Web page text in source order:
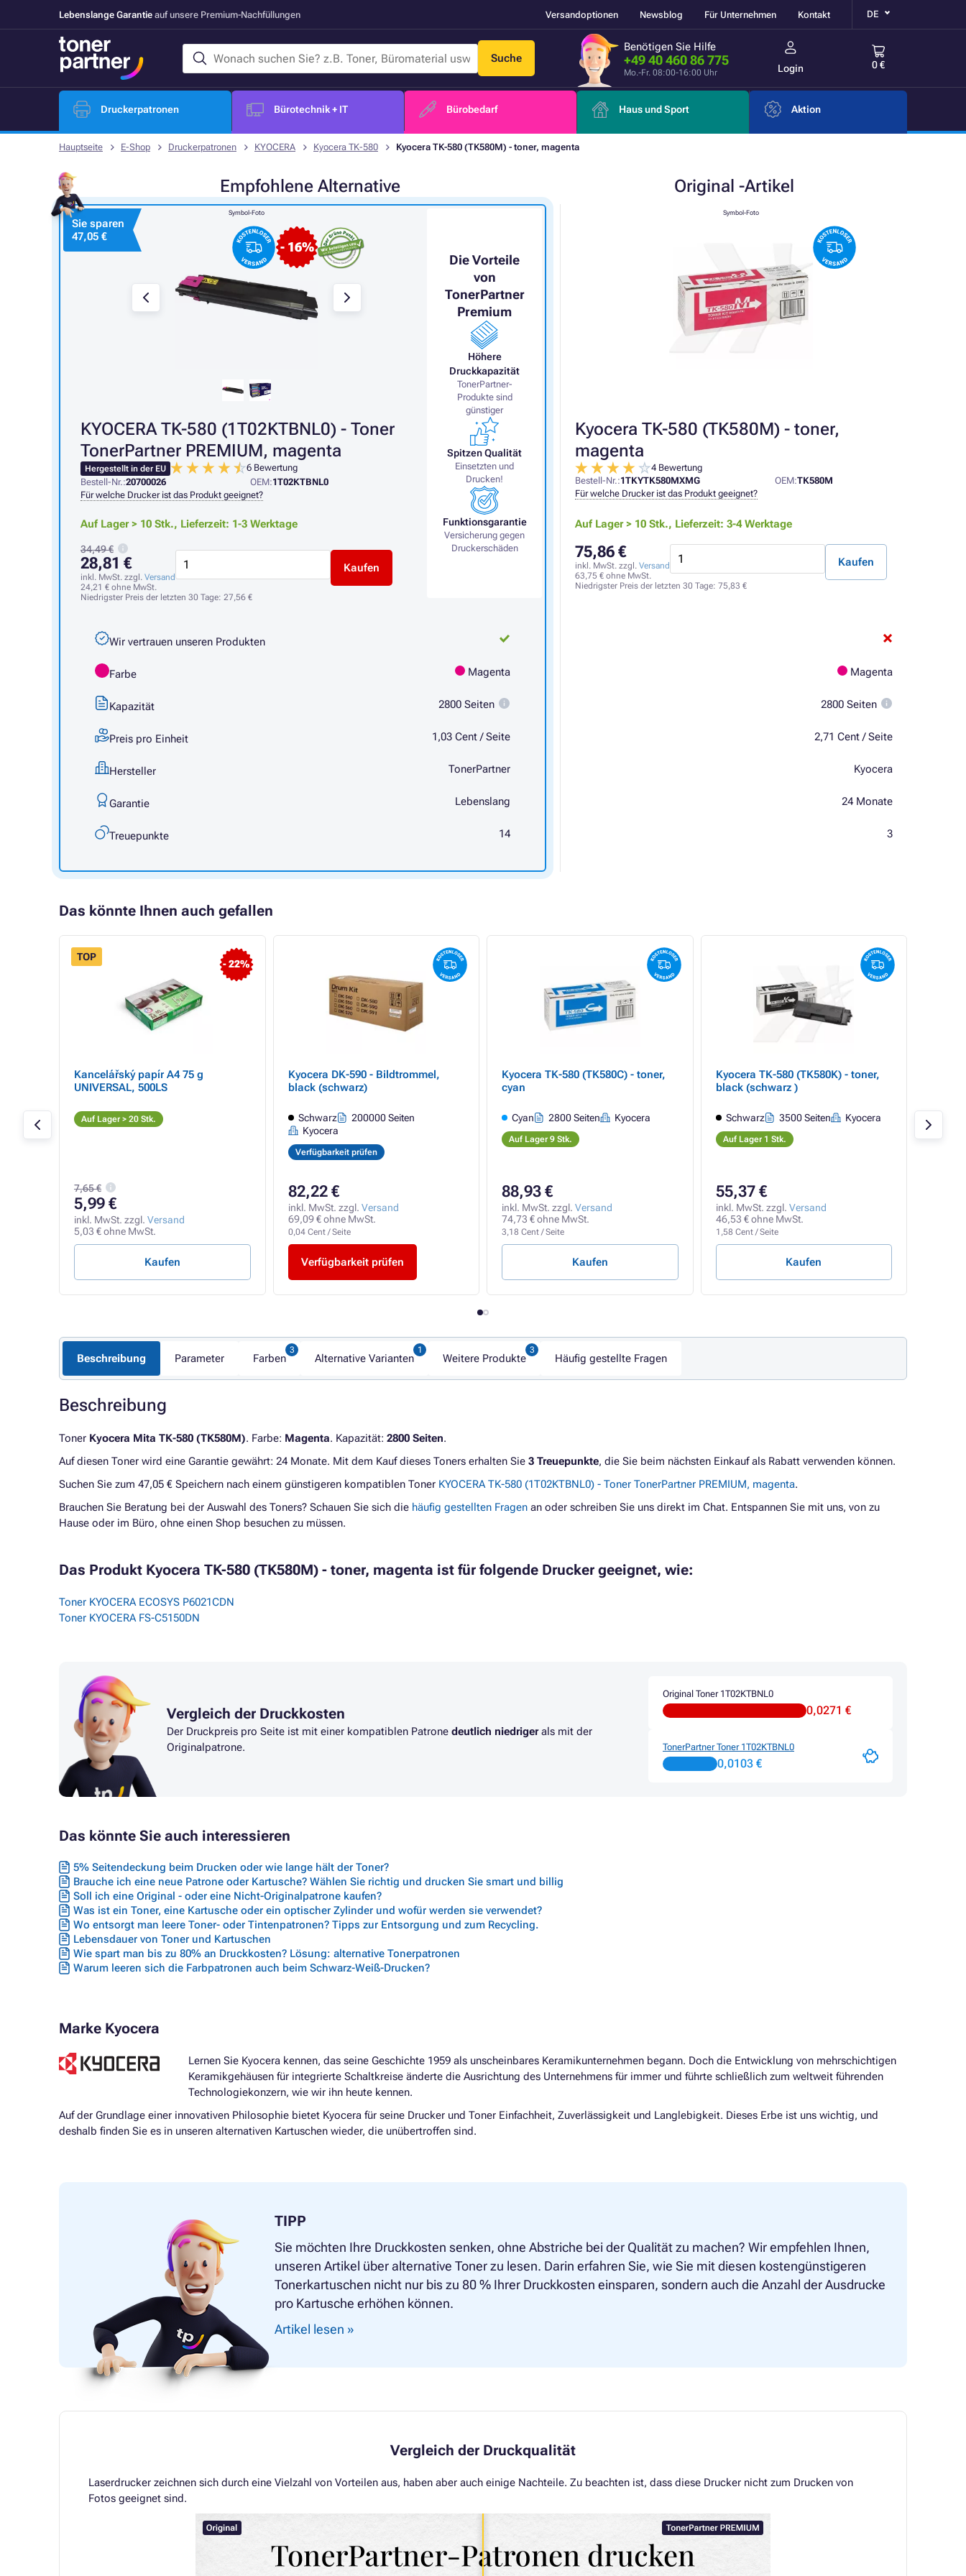
Lebenslange Garantie auf unsere Premium-Nachfüllungen Versandoptionen Newsblog Für Unternehmen Kontakt DE
Suche
Benötigen Sie Hilfe
+49 40 460 86 775
Mo.-Fr. 08:00-16:00 Uhr Login 0 €
Druckerpatronen Bürotechnik + IT Bürobedarf Haus und Sport Aktion
Hauptseite E-Shop Druckerpatronen KYOCERA Kyocera TK-580 Kyocera TK-580 (TK580M) - toner, magenta
Empfohlene Alternative Original -Artikel
Symbol-Foto
Kyocera TK-580 (TK580M) - toner,
magenta
4 Bewertung
Bestell-Nr.:1TKYTK580MXMG OEM:TK580M
Für welche Drucker ist das Produkt geeignet?
Auf Lager > 10 Stk., Lieferzeit: 3-4 Werktage
75,86 €
inkl. MwSt. zzgl. Versand
63,75 € ohne MwSt.
Kaufen
Niedrigster Preis der letzten 30 Tage: 75,83 €
Magenta
2800 Seiten
2,71 Cent / Seite
Kyocera
24 Monate
3
Die Vorteile
von
TonerPartner
Premium
Höhere
Druckkapazität
TonerPartner-
Produkte sind
günstiger
Spitzen Qualität
Einsetzten und
Drucken!
Funktionsgarantie
Versicherung gegen
Druckerschäden
Symbol-Foto
- 16%
Sie sparen
47,05 €
KYOCERA TK-580 (1T02KTBNL0) - Toner
TonerPartner PREMIUM, magenta
Hergestellt in der EU
6 Bewertung
Bestell-Nr.:20700026 OEM:1T02KTBNL0
Für welche Drucker ist das Produkt geeignet?
Auf Lager > 10 Stk., Lieferzeit: 1-3 Werktage
34,49 €
28,81 €
inkl. MwSt. zzgl. Versand
24,21 € ohne MwSt.
Kaufen
Niedrigster Preis der letzten 30 Tage: 27,56 €
Wir vertrauen unseren Produkten
Farbe Magenta
Kapazität 2800 Seiten
Preis pro Einheit 1,03 Cent / Seite
Hersteller TonerPartner
Garantie Lebenslang
Treuepunkte 14
Das könnte Ihnen auch gefallen
- 22%
TOP
Kancelářský papír A4 75 g
UNIVERSAL, 500LS
Auf Lager > 20 Stk.
7,65 €
5,99 €
inkl. MwSt. zzgl. Versand
5,03 € ohne MwSt.
Kaufen
Kyocera DK-590 - Bildtrommel,
black (schwarz)
Schwarz
200000 Seiten
Kyocera
Verfügbarkeit prüfen
82,22 €
inkl. MwSt. zzgl. Versand
69,09 € ohne MwSt.
0,04 Cent / Seite
Verfügbarkeit prüfen
Kyocera TK-580 (TK580C) - toner,
cyan
Cyan 2800 Seiten Kyocera
Auf Lager 9 Stk.
88,93 €
inkl. MwSt. zzgl. Versand
74,73 € ohne MwSt.
3,18 Cent / Seite
Kaufen
Kyocera TK-580 (TK580K) - toner,
black (schwarz )
Schwarz 3500 Seiten Kyocera
Auf Lager 1 Stk.
55,37 €
inkl. MwSt. zzgl. Versand
46,53 € ohne MwSt.
1,58 Cent / Seite
Kaufen
Auf
Beschreibung Parameter Farben Alternative Varianten Weitere Produkte Häufig gestellte Fragen
Beschreibung
Toner Kyocera Mita TK-580 (TK580M). Farbe: Magenta. Kapazität: 2800 Seiten.
Auf diesen Toner wird eine Garantie gewährt: 24 Monate. Mit dem Kauf dieses Toners erhalten Sie 3 Treuepunkte, die Sie beim nächsten Einkauf als Rabatt verwenden können.
Suchen Sie zum 47,05 € Speichern nach einem günstigeren kompatiblen Toner KYOCERA TK-580 (1T02KTBNL0) - Toner TonerPartner PREMIUM, magenta.
Brauchen Sie Beratung bei der Auswahl des Toners? Schauen Sie sich die häufig gestellten Fragen an oder schreiben Sie uns direkt im Chat. Entspannen Sie mit uns, von zu
Hause oder im Büro, ohne einen Shop besuchen zu müssen.
Das Produkt Kyocera TK-580 (TK580M) - toner, magenta ist für folgende Drucker geeignet, wie:
Toner KYOCERA ECOSYS P6021CDN
Toner KYOCERA FS-C5150DN
Vergleich der Druckkosten
Der Druckpreis pro Seite ist mit einer kompatiblen Patrone deutlich niedrigerals mit der
Originalpatrone.
Original Toner 1T02KTBNL0
0,0271 €
TonerPartner Toner 1T02KTBNL0
0,0103 €
Das könnte Sie auch interessieren
5% Seitendeckung beim Drucken oder wie lange hält der Toner?
Brauche ich eine neue Patrone oder Kartusche? Wählen Sie richtig und drucken Sie smart und billig
Soll ich eine Original - oder eine Nicht-Originalpatrone kaufen?
Was ist ein Toner, eine Kartusche oder ein optischer Zylinder und wofür werden sie verwendet?
Wo entsorgt man leere Toner- oder Tintenpatronen? Tipps zur Entsorgung und zum Recycling.
Lebensdauer von Toner und Kartuschen
Wie spart man bis zu 80% an Druckkosten? Lösung: alternative Tonerpatronen
Warum leeren sich die Farbpatronen auch beim Schwarz-Weiß-Drucken?
Marke Kyocera
Lernen Sie Kyocera kennen, das seine Geschichte 1959 als unscheinbares Keramikunternehmen begann. Doch die Entwicklung von mehrschichtigen
Keramikgehäusen für integrierte Schaltkreise änderte die Ausrichtung des Unternehmens für immer und führte schließlich zum weltweit führenden
Technologiekonzern, wie wir ihn heute kennen.
Auf der Grundlage einer innovativen Philosophie bietet Kyocera für seine Drucker und Toner Einfachheit, Zuverlässigkeit und Langlebigkeit. Dieses Erbe ist uns wichtig, und
deshalb finden Sie es in unseren alternativen Kartuschen wieder, die unübertroffen sind.
TIPP
Sie möchten Ihre Druckkosten senken, ohne Abstriche bei der Qualität zu machen? Wir empfehlen Ihnen,
unseren Artikel über alternative Toner zu lesen. Darin erfahren Sie, wie Sie mit diesen kostengünstigeren
Tonerkartuschen nicht nur bis zu 80 % Ihrer Druckkosten einsparen, sondern auch die Anzahl der Ausdrucke
pro Kartusche erhöhen können.
Artikel lesen »
Vergleich der Druckqualität
Laserdrucker zeichnen sich durch eine Vielzahl von Vorteilen aus, haben aber auch einige Nachteile. Zu beachten ist, dass diese Drucker nicht zum Drucken von
Fotos geeignet sind.